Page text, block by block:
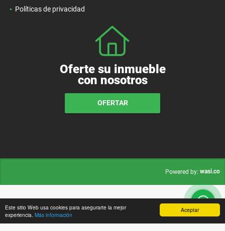
Aceptar
Este sitio Web usa cookies para asegurarte la mejor
experiencia. Más información
Políticas de privacidad
Oferte su inmueble
con nosotros
OFERTAR
Powered by: wasi.co